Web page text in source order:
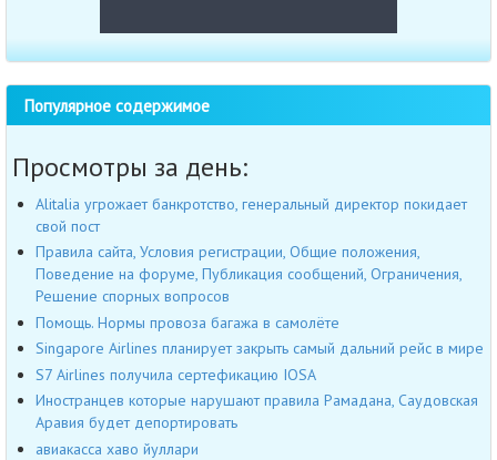
Популярное содержимое
Просмотры за день:
Alitalia угрожает банкротство, генеральный директор покидает
свой пост
Правила сайта, Условия регистрации, Общие положения,
Поведение на форуме, Публикация сообщений, Ограничения,
Решение спорных вопросов
Помощь. Нормы провоза багажа в самолёте
Singapore Airlines планирует закрыть самый дальний рейс в мире
S7 Airlines получила сертефикацию IOSA
Иностранцев которые нарушают правила Рамадана, Саудовская
Аравия будет депортировать
авиакасса хаво йуллари